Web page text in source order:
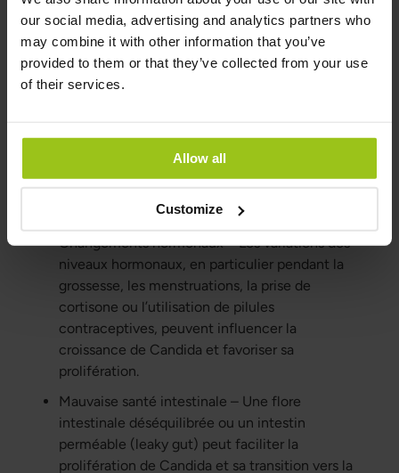
our social media, advertising and analytics partners who
may combine it with other information that you’ve
provided to them or that they’ve collected from your use
of their services.
Allow all
Customize
utilise le sucre comme nutriment, et une
alimentation riche en sucres et en glucides
raffinés peut favoriser sa croissance et sa
transformation en forme hyphale.
pathogène. La gestion du stress est un facteur
très important dans le traitement de Candida.
Changements hormonaux – Les variations des
niveaux hormonaux, en particulier pendant la
grossesse, les menstruations, la prise de
cortisone ou l’utilisation de pilules
contraceptives, peuvent influencer la
croissance de Candida et favoriser sa
prolifération.
Mauvaise santé intestinale – Une flore
intestinale déséquilibrée ou un intestin
perméable (leaky gut) peut faciliter la
prolifération de Candida et sa transition vers la